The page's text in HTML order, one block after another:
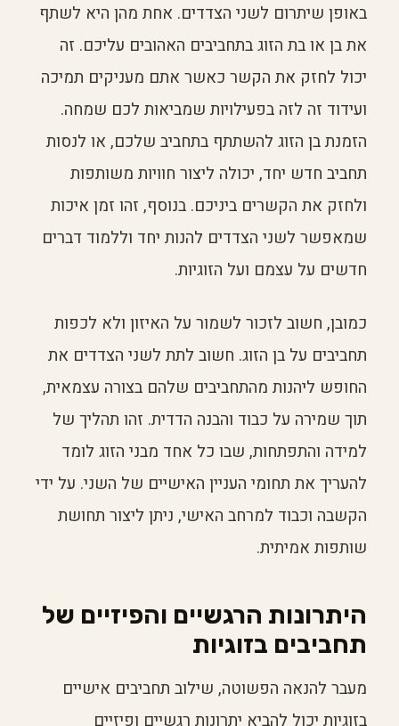
באופן שיתרום לשני הצדדים. אחת מהן היא לשתף
את בן או בת הזוג בתחביבים האהובים עליכם. זה
יכול לחזק את הקשר כאשר אתם מעניקים תמיכה
ועידוד זה לזה בפעילויות שמביאות לכם שמחה.
הזמנת בן הזוג להשתתף בתחביב שלכם, או לנסות
תחביב חדש יחד, יכולה ליצור חוויות משותפות
ולחזק את הקשרים ביניכם. בנוסף, זהו זמן איכות
שמאפשר לשני הצדדים להנות יחד וללמוד דברים
חדשים על עצמם ועל הזוגיות.
כמובן, חשוב לזכור לשמור על האיזון ולא לכפות
תחביבים על בן הזוג. חשוב לתת לשני הצדדים את
החופש ליהנות מהתחביבים שלהם בצורה עצמאית,
תוך שמירה על כבוד והבנה הדדית. זהו תהליך של
למידה והתפתחות, שבו כל אחד מבני הזוג לומד
להעריך את תחומי העניין האישיים של השני. על ידי
הקשבה וכבוד למרחב האישי, ניתן ליצור תחושת
שותפות אמיתית.
היתרונות הרגשיים והפיזיים של
תחביבים בזוגיות
מעבר להנאה הפשוטה, שילוב תחביבים אישיים
בזוגיות יכול להביא יתרונות רגשיים ופיזיים